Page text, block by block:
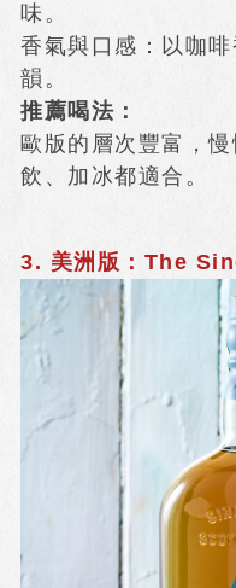
味。
香氣與口感：以咖
韻。
推薦喝法：
歐版的層次豐富，
飲、加冰都適合。
3. 美洲版：The